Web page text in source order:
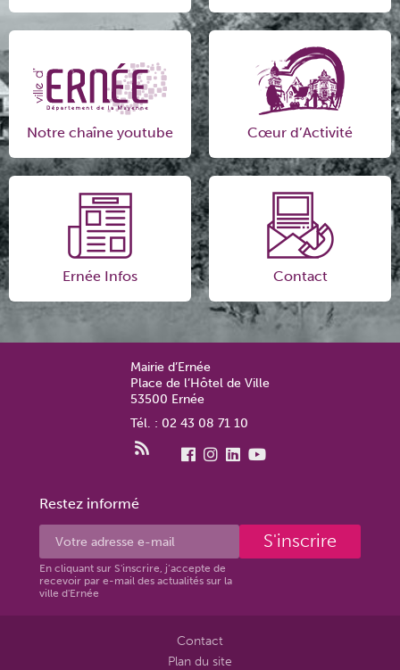
Notre chaîne youtube Cœur d’Activité
Ernée Infos Contact
Mairie d’Ernée
Place de l’Hôtel de Ville
53500 Ernée
Tél. : 02 43 08 71 10
Restez informé
En cliquant sur S'inscrire, j’accepte de
recevoir par e-mail des actualités sur la
ville d'Ernée
S'inscrire
Contact
Plan du site